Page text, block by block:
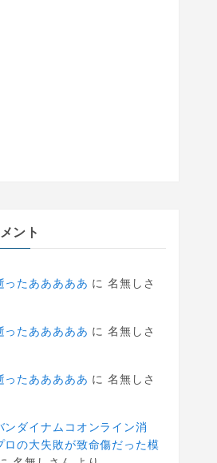
ント
ったあああああ に名無しさ
ったあああああ に名無しさ
ったあああああ に名無しさ
ンダイナムコオンライン消
ロの大失敗が致命傷だった模